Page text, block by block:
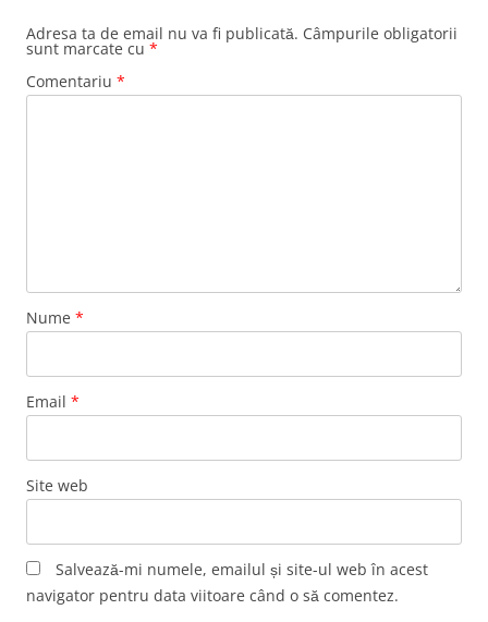
Adresa ta de email nu va fi publicată. Câmpurile obligatorii
sunt marcate cu *
Comentariu *
Nume *
Email *
Site web
Salvează-mi numele, emailul și site-ul web în acest
navigator pentru data viitoare când o să comentez.